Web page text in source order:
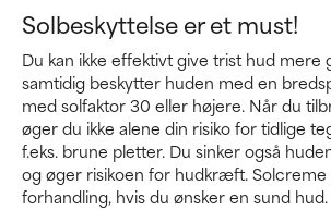
Solbeskyttelse er et must!
Du kan ikke effektivt give trist hud mere
samtidig beskytter huden med en
med solfaktor 30 eller højere. Når du
øger du ikke alene din risiko for tidlige
f.eks. brune pletter. Du sinker også
og øger risikoen for hudkræft. Solcreme
forhandling, hvis du ønsker en sund hud.